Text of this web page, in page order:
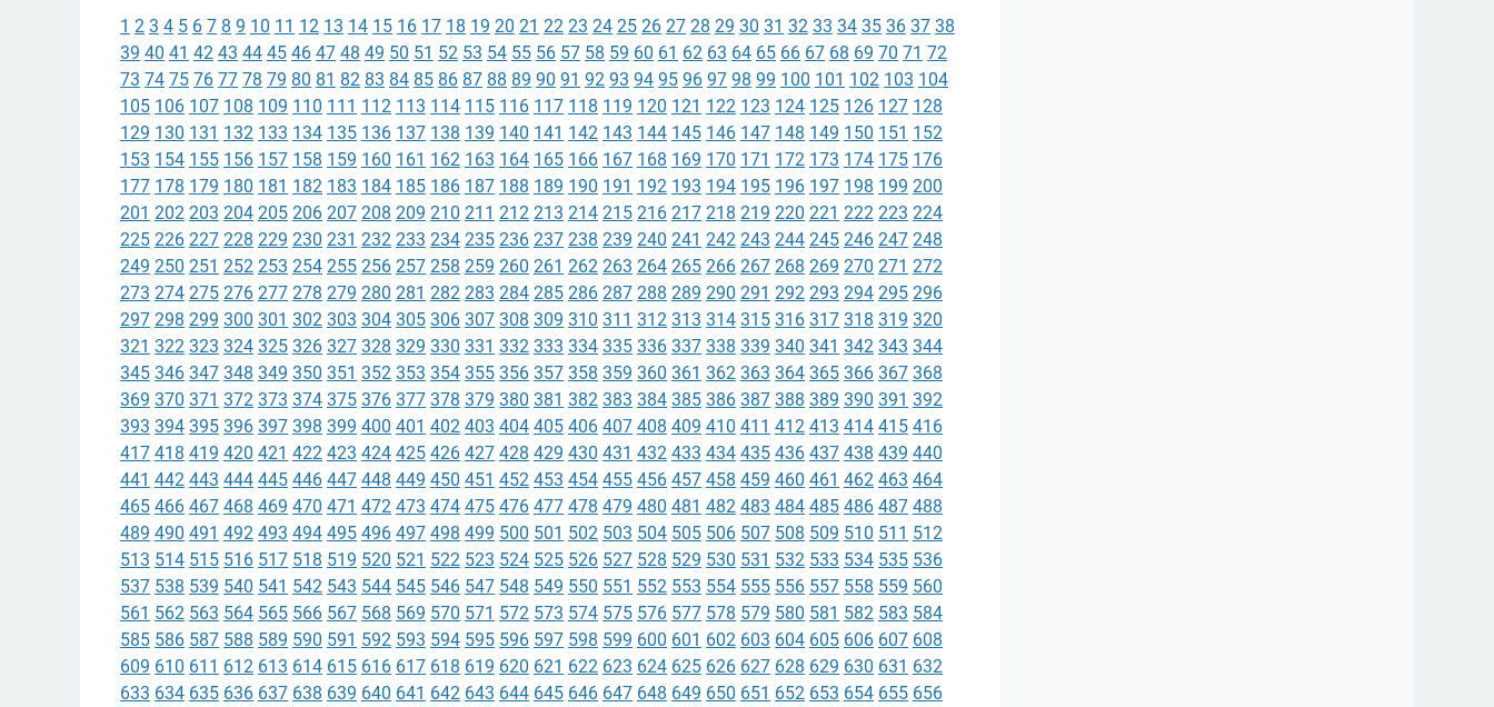
1 2 3 4 5 6 7 8 9 10 11 12 13 14 15 16 17 18 19 20 21 22 23 24 25 26 27 28 29 30 31 32 33 34 35 36 37 38
39 40 41 42 43 44 45 46 47 48 49 50 51 52 53 54 55 56 57 58 59 60 61 62 63 64 65 66 67 68 69 70 71 72
73 74 75 76 77 78 79 80 81 82 83 84 85 86 87 88 89 90 91 92 93 94 95 96 97 98 99 100 101 102 103 104
105 106 107 108 109 110 111 112 113 114 115 116 117 118 119 120 121 122 123 124 125 126 127 128
129 130 131 132 133 134 135 136 137 138 139 140 141 142 143 144 145 146 147 148 149 150 151 152
153 154 155 156 157 158 159 160 161 162 163 164 165 166 167 168 169 170 171 172 173 174 175 176
177 178 179 180 181 182 183 184 185 186 187 188 189 190 191 192 193 194 195 196 197 198 199 200
201 202 203 204 205 206 207 208 209 210 211 212 213 214 215 216 217 218 219 220 221 222 223 224
225 226 227 228 229 230 231 232 233 234 235 236 237 238 239 240 241 242 243 244 245 246 247 248
249 250 251 252 253 254 255 256 257 258 259 260 261 262 263 264 265 266 267 268 269 270 271 272
273 274 275 276 277 278 279 280 281 282 283 284 285 286 287 288 289 290 291 292 293 294 295 296
297 298 299 300 301 302 303 304 305 306 307 308 309 310 311 312 313 314 315 316 317 318 319 320
321 322 323 324 325 326 327 328 329 330 331 332 333 334 335 336 337 338 339 340 341 342 343 344
345 346 347 348 349 350 351 352 353 354 355 356 357 358 359 360 361 362 363 364 365 366 367 368
369 370 371 372 373 374 375 376 377 378 379 380 381 382 383 384 385 386 387 388 389 390 391 392
393 394 395 396 397 398 399 400 401 402 403 404 405 406 407 408 409 410 411 412 413 414 415 416
417 418 419 420 421 422 423 424 425 426 427 428 429 430 431 432 433 434 435 436 437 438 439 440
441 442 443 444 445 446 447 448 449 450 451 452 453 454 455 456 457 458 459 460 461 462 463 464
465 466 467 468 469 470 471 472 473 474 475 476 477 478 479 480 481 482 483 484 485 486 487 488
489 490 491 492 493 494 495 496 497 498 499 500 501 502 503 504 505 506 507 508 509 510 511 512
513 514 515 516 517 518 519 520 521 522 523 524 525 526 527 528 529 530 531 532 533 534 535 536
537 538 539 540 541 542 543 544 545 546 547 548 549 550 551 552 553 554 555 556 557 558 559 560
561 562 563 564 565 566 567 568 569 570 571 572 573 574 575 576 577 578 579 580 581 582 583 584
585 586 587 588 589 590 591 592 593 594 595 596 597 598 599 600 601 602 603 604 605 606 607 608
609 610 611 612 613 614 615 616 617 618 619 620 621 622 623 624 625 626 627 628 629 630 631 632
633 634 635 636 637 638 639 640 641 642 643 644 645 646 647 648 649 650 651 652 653 654 655 656